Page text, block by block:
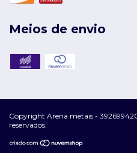
Meios de envio
Copyright Arena metais -
reservados.